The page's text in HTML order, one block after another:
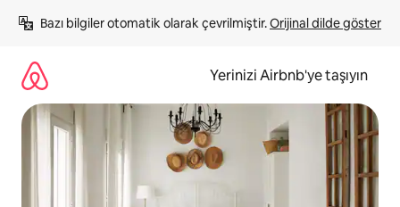
atla
Bazı bilgiler otomatik olarak çevrilmiştir. Orijinal dilde göster
Yerinizi Airbnb'ye taşıyın